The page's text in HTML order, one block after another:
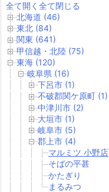
全て開く 全て閉じる
北海道 (46)
東北 (84)
関東 (641)
甲信越・北陸 (75)
東海 (120)
岐阜県 (16)
下呂市 (1)
不破郡関ケ原町 (1)
中津川市 (2)
大垣市 (1)
岐阜市 (5)
郡上市 (4)
マルミツ 小野店
そばの平甚
かたぎり
まるみつ